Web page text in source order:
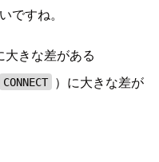
ですね。
大きな差がある
CONNECT
）に大きな差が